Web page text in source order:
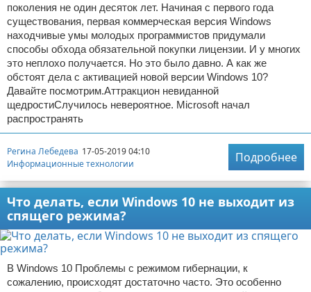
поколения не один десяток лет. Начиная с первого года
существования, первая коммерческая версия Windows
находчивые умы молодых программистов придумали
способы обхода обязательной покупки лицензии. И у многих
это неплохо получается. Но это было давно. А как же
обстоят дела с активацией новой версии Windows 10?
Давайте посмотрим.Аттракцион невиданной
щедростиСлучилось невероятное. Microsoft начал
распространять
Регина Лебедева 17-05-2019 04:10
Информационные технологии
Подробнее
Что делать, если Windows 10 не выходит из
спящего режима?
В Windows 10 Проблемы с режимом гибернации, к
сожалению, происходят достаточно часто. Это особенно